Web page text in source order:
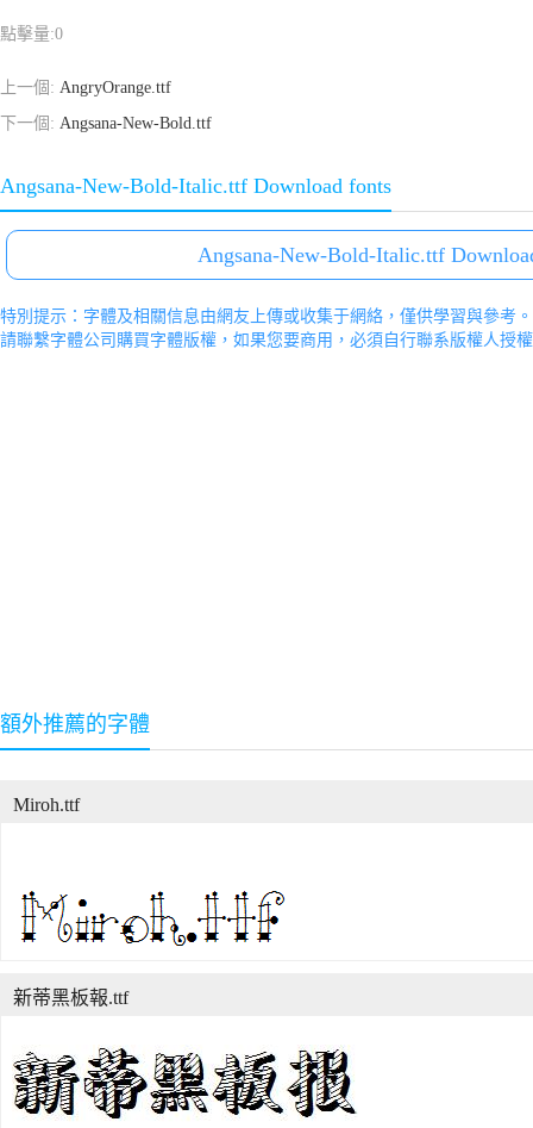
點擊量:0
上一個: AngryOrange.ttf
下一個: Angsana-New-Bold.ttf
Angsana-New-Bold-Italic.ttf Download fonts
Angsana-New-Bold-Italic.ttf
特別提示：字體及相關信息由網友上傳或收集于網絡，僅供學習與參考
請聯繫字體公司購買字體版權，如果您要商用，必須自行聯系版權人授
額外推薦的字體
Miroh.ttf
新蒂黑板報.ttf